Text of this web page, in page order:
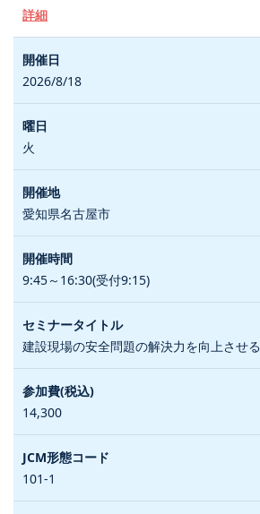
詳細
2026/8/18
火
愛知県名古屋市
9:45～16:30(受付9:15)
建設現場の安全問題の解決力を向上させる
14,300
101-1